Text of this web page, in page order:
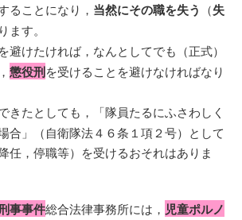
ることになり， 当然にその職を失う （失
ます。
を避けたければ，なんとしてでも（正式）
懲役刑を受けることを避けなければなり
きたとしても，「隊員たるにふさわしく
合」（自衛隊法４６条１項２号）として
任，停職等）を受けるおそれはありま
事事件総合法律事務所には， 児童ポルノ